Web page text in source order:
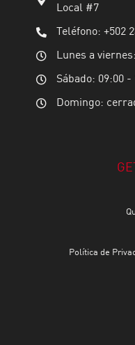
Local #7
Teléfono: +502
Lunes a
Sábado: 09:00 -
Domingo:
Política de